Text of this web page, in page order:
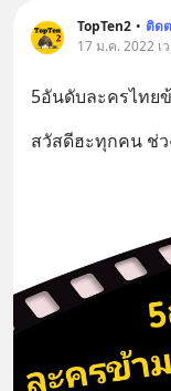
TopTen2 • ติด
17 ม.ค. 2022 เ
5อันดับละครไทย
สวัสดีฮะทุกคน ช่